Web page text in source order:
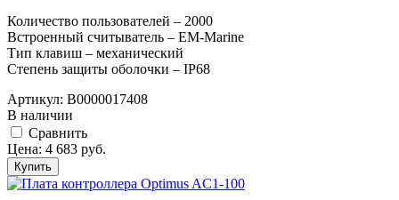
Количество пользователей – 2000
Встроенный считыватель – EM-Marine
Тип клавиш – механический
Степень защиты оболочки – IP68
Артикул: В0000017408
В наличии
Cравнить
Цена: 4 683 руб.
Купить